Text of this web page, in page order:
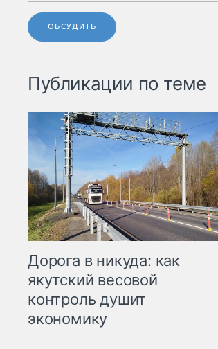
ОБСУДИТЬ
Публикации по теме
Дорога в никуда: как
якутский весовой
контроль душит
экономику